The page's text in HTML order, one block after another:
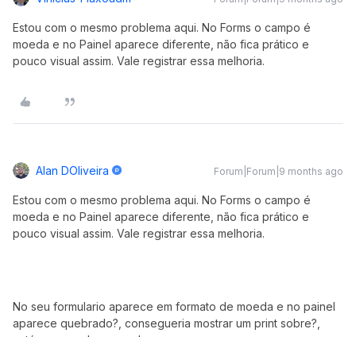
Estou com o mesmo problema aqui. No Forms o campo é
moeda e no Painel aparece diferente, não fica prático e
pouco visual assim. Vale registrar essa melhoria.
Alan DOliveira Forum|Forum|9 months ago
Estou com o mesmo problema aqui. No Forms o campo é
moeda e no Painel aparece diferente, não fica prático e
pouco visual assim. Vale registrar essa melhoria.
No seu formulario aparece em formato de moeda e no painel
aparece quebrado?, consegueria mostrar um print sobre?,